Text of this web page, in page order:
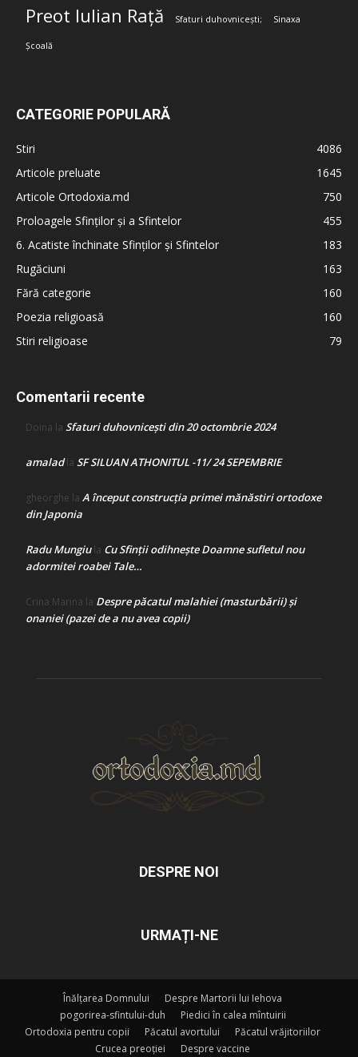
Preot Iulian Rață Sfaturi duhovnicești; Sinaxa
Școală
CATEGORIE POPULARĂ
Stiri
4086
Articole preluate
1645
Articole Ortodoxia.md
750
Proloagele Sfinților și a Sfintelor
455
6. Acatiste închinate Sfinților și Sfintelor
183
Rugăciuni
163
Fără categorie
160
Poezia religioasă
160
Stiri religioase
79
Comentarii recente
Doina la Sfaturi duhovnicești din 20 octombrie 2024
amaladla SF SILUAN ATHONITUL -11/ 24 SEPEMBRIE
gheorghe la A început construcţia primei mănăstiri ortodoxe
din Japonia
Radu Mungiula Cu Sfinții odihnește Doamne sufletul nou
adormitei roabei Tale…
Crina Marina la Despre păcatul malahiei (masturbării) şi
onaniei (pazei de a nu avea copii)
DESPRE NOI
URMAȚI-NE
Înălțarea Domnului
Despre Martorii lui Iehova
pogorirea-sfintului-duh
Piedici în calea mîntuirii
Ortodoxia pentru copii
Păcatul avortului
Păcatul vrăjitoriilor
Crucea preoției
Despre vaccine